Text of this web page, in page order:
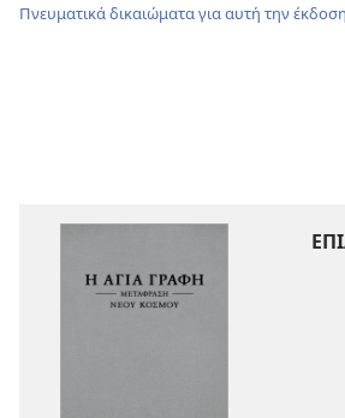
Πνευματικά δικαιώματα για αυτή την έκδοση